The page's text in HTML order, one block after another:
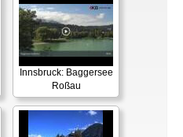
Innsbruck: Baggersee
Roßau